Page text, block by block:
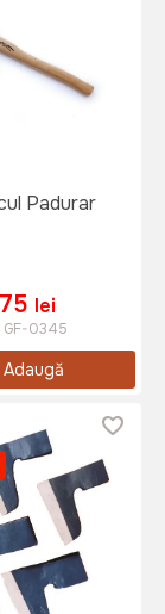
Padurar
lei
GF-0345
Adaugă